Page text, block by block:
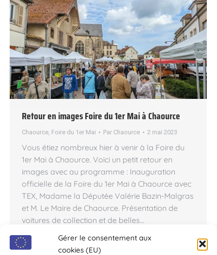
Gérer le consentement aux
cookies (EU)
Retour en images Foire du 1er Mai à Chaource
Chaource, Foire du 1er Mai Par Chaource 2 mai 2023
Vous étiez nombreux hier à venir à la Foire du
1er Mai à Chaource. Voici un petit retour en
images avec au programme : Inauguration
officielle de la Foire du 1er Mai à Chaource avec
TEX, Madame la Députée Valérie Bazin-Malgras
et M. Le Maire de Chaource. Présentation de
voitures de collection et de belles…